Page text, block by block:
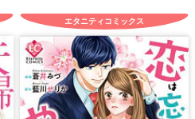
エタニティコミックス